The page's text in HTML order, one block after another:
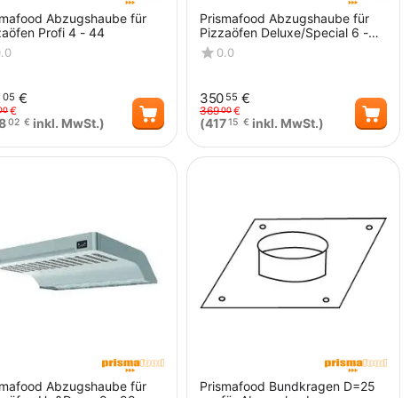
Abzugshaube für
Profi 4 - 44
05 €
€
02 € inkl. MwSt.)
Prismafood Abzugshaube für
Pizzaöfen Deluxe/Special 6 -
66 Breit
0.0
350 55 €
36900€
(41715 € inkl. MwSt.)
Abzugshaube für
Prismafood Bundkragen D=25